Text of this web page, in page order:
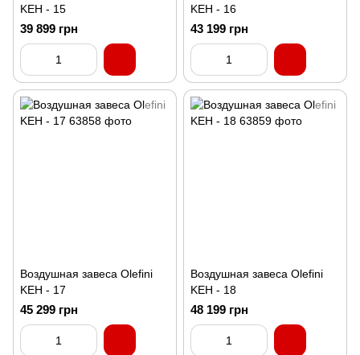
KEH - 15
39 899 грн
KEH - 16
43 199 грн
Воздушная завеса Olefini
KEH - 17
45 299 грн
Воздушная завеса Olefini
KEH - 18
48 199 грн